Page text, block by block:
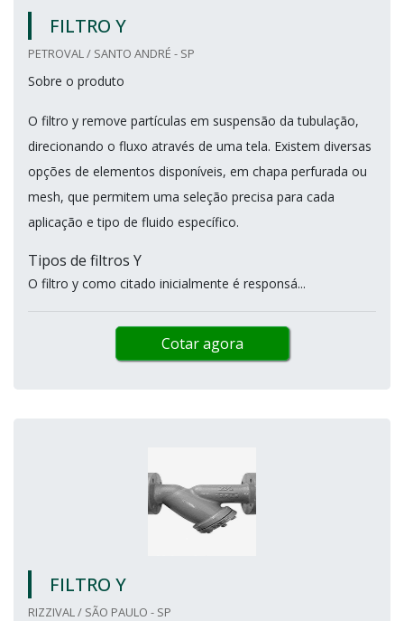
FILTRO Y
PETROVAL / SANTO ANDRÉ - SP
Sobre o produto
O filtro y remove partículas em suspensão da tubulação,
direcionando o fluxo através de uma tela. Existem diversas
opções de elementos disponíveis, em chapa perfurada ou
mesh, que permitem uma seleção precisa para cada
aplicação e tipo de fluido específico.
Tipos de filtros Y
O filtro y como citado inicialmente é responsá...
Cotar agora
FILTRO Y
RIZZIVAL / SÃO PAULO - SP